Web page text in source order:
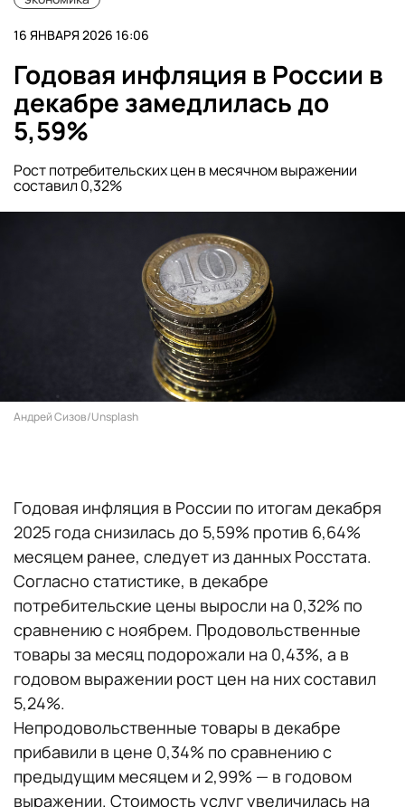
16 ЯНВАРЯ 2026 16:06
Годовая инфляция в России в
декабре замедлилась до
5,59%
Рост потребительских цен в месячном выражении
составил 0,32%
Андрей Сизов/Unsplash
Годовая инфляция в России по итогам декабря
2025 года снизилась до 5,59% против 6,64%
месяцем ранее, следует из данных Росстата.
Согласно статистике, в декабре
потребительские цены выросли на 0,32% по
сравнению с ноябрем. Продовольственные
товары за месяц подорожали на 0,43%, а в
годовом выражении рост цен на них составил
5,24%.
Непродовольственные товары в декабре
прибавили в цене 0,34% по сравнению с
предыдущим месяцем и 2,99% — в годовом
выражении. Стоимость услуг увеличилась на